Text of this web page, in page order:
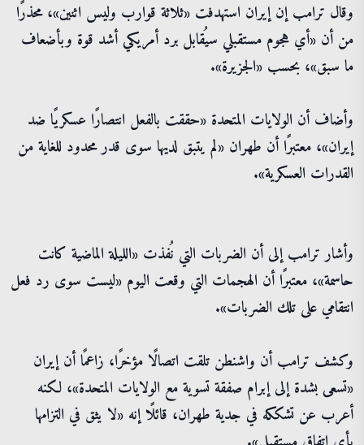
وقال ترامب إن إيران استهدفت «ثلاثة قوارب وليس اثنين»، محذرًا
من أن «أي هجوم مستقبلي سيُقابل برد أمريكي أشد قوة وبأضعاف
ما سبق»، بحسب «الجزيرة».
وأضاف أن الولايات المتحدة «حققت بالفعل انتصارًا عسكريًا ضد
إيران»، معتبرًا أن طهران «لم يتبق لديها سوى قدر محدود للغاية من
القدرات العسكرية».
وأشار ترامب إلى أن الضربات التي نُفذت «الليلة الماضية كانت
حاسمة»، معتبرًا أن الهجمات التي وقعت اليوم «ليست سوى رد فعل
انتقامي على تلك الضربات».
وكشف ترامب أن واشنطن تلقت اتصالًا مؤخرًا، زاعمًا أن إيران
«تسعى بشدة إلى إبرام صفقة تسوية مع الولايات المتحدة»، لكنه
أعرب عن تشككه في جدية طهران، قائلًا إنه «لا يثق في التزامها